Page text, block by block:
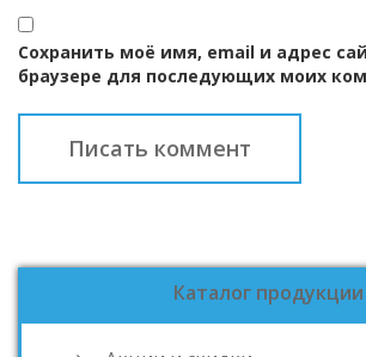
Сохранить моё имя, email и адрес
браузере для последующих моих
Каталог продукции